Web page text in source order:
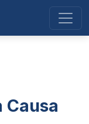
Causa